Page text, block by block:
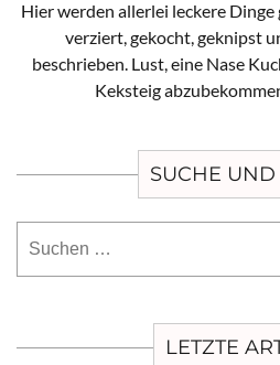
Hier werden allerlei leckere
verziert, gekocht, geknipst
beschrieben. Lust, eine Nase
Keksteig
SUCHE
LETZTE